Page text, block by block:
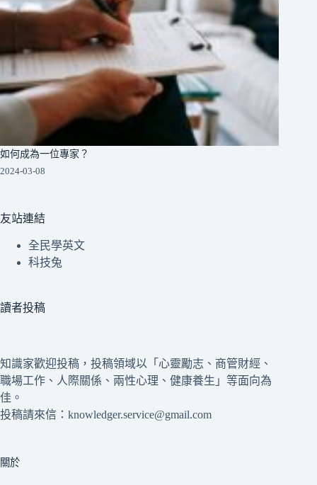
如何成為一位專家？
2024-03-08
友站連結
全民學英文
科技兔
讀者投稿
知識家歡迎投稿，投稿領域以「心靈勵志、商管財經、
職場工作、人際關係、兩性心理、健康養生」等面向為
佳。
投稿請來信：knowledger.service@gmail.com
關於